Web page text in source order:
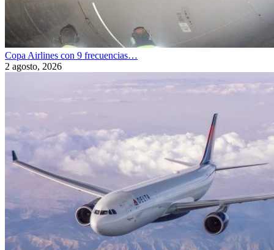
Copa Airlines con 9 frecuencias…
2 agosto, 2026